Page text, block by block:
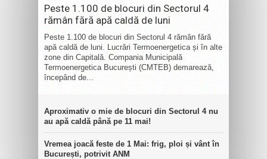
Peste 1.100 de blocuri din Sectorul 4
rămân fără apă caldă de luni
Peste 1.100 de blocuri din Sectorul 4 rămân fără
apă caldă de luni. Lucrări Termoenergetica și în alte
zone din Capitală. Compania Municipală
Termoenergetica București (CMTEB) demarează,
începând de...
Aproximativ o mie de blocuri din Sectorul 4 nu
au apă caldă până pe 11 mai!
Vremea joacă feste de 1 Mai: frig, ploi și vânt în
București, potrivit ANM